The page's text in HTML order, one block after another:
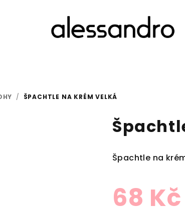
/ ŠPACHTLE NA KRÉM VELKÁ
Špachtle na
68 Kč